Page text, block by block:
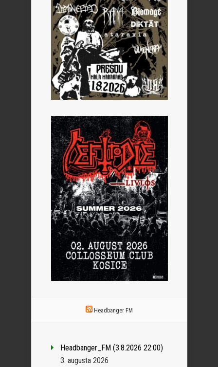
Headbanger FM
Headbanger_FM (3.8.2026 22:00)
3. augusta 2026